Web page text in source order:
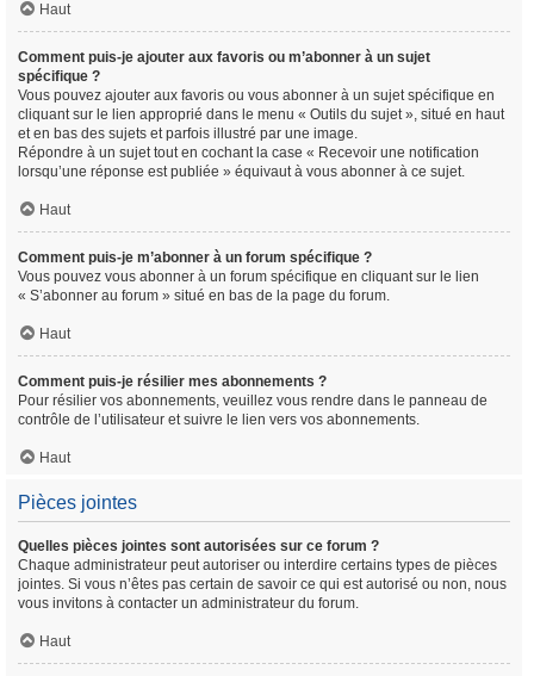
Haut
Comment puis-je ajouter aux favoris ou m’abonner à un sujet
spécifique ?
Vous pouvez ajouter aux favoris ou vous abonner à un sujet spécifique en
cliquant sur le lien approprié dans le menu « Outils du sujet », situé en haut
et en bas des sujets et parfois illustré par une image.
Répondre à un sujet tout en cochant la case « Recevoir une notification
lorsqu’une réponse est publiée » équivaut à vous abonner à ce sujet.
Haut
Comment puis-je m’abonner à un forum spécifique ?
Vous pouvez vous abonner à un forum spécifique en cliquant sur le lien
« S’abonner au forum » situé en bas de la page du forum.
Haut
Comment puis-je résilier mes abonnements ?
Pour résilier vos abonnements, veuillez vous rendre dans le panneau de
contrôle de l’utilisateur et suivre le lien vers vos abonnements.
Haut
Pièces jointes
Quelles pièces jointes sont autorisées sur ce forum ?
Chaque administrateur peut autoriser ou interdire certains types de pièces
jointes. Si vous n’êtes pas certain de savoir ce qui est autorisé ou non, nous
vous invitons à contacter un administrateur du forum.
Haut